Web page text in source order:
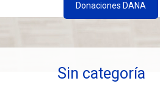
Donaciones DANA
Sin categoría